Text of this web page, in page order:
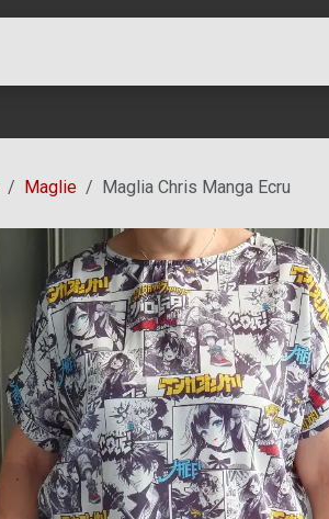
Maglie Maglia Chris Manga Ecru